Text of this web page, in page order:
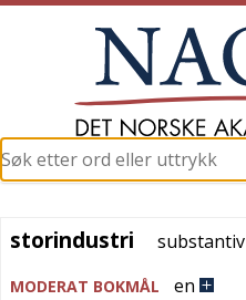
storindustri
storindustri substantiv
MODERAT BOKMÅL en